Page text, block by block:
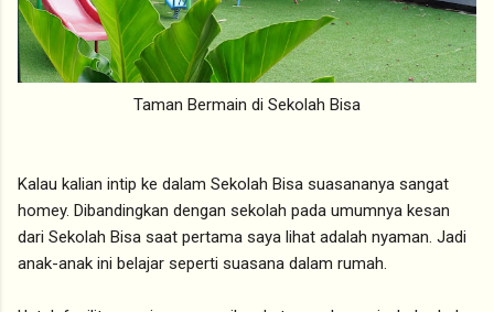
Taman Bermain di Sekolah Bisa
Kalau kalian intip ke dalam Sekolah Bisa suasananya sangat
homey. Dibandingkan dengan sekolah pada umumnya kesan
dari Sekolah Bisa saat pertama saya lihat adalah nyaman. Jadi
anak-anak ini belajar seperti suasana dalam rumah.